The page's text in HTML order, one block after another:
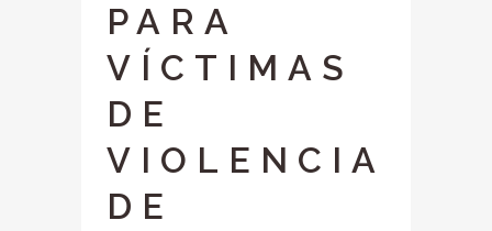
PARA
VÍCTIMAS
DE
VIOLENCIA
DE